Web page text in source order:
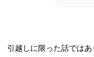
引越しに限った話では